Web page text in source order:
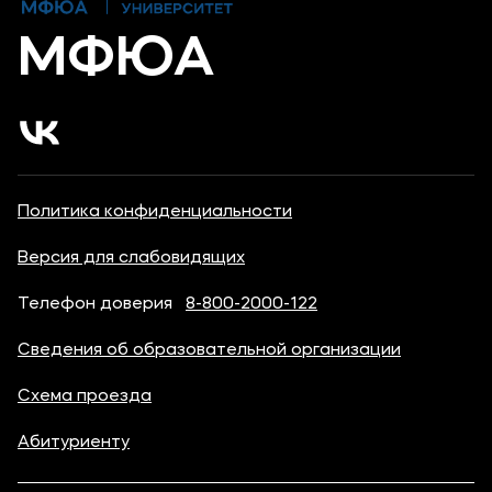
МФЮА
Политика конфиденциальности
Версия для слабовидящих
Телефон доверия 8-800-2000-122
Сведения об образовательной организации
Схема проезда
Абитуриенту